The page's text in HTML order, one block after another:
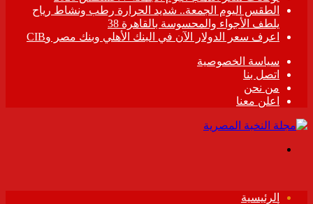
الطقس اليوم الجمعة.. شديد الحرارة رطب ونشاط رياح
يلطف الأجواء والمحسوسة بالقاهرة 38
اعرف سعر الدولار الآن في البنك الأهلي وبنك مصر وCIB
سياسة الخصوصية
اتصل بنا
من نحن
اعلن معنا
الرئيسية